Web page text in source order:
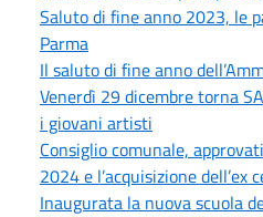
Saluto di fine anno 2023, le
Parma
Il saluto di fine anno
Venerdì 29 dicembre torna
i giovani artisti
Consiglio comunale,
2024 e l’acquisizione
Inaugurata la nuova scuola